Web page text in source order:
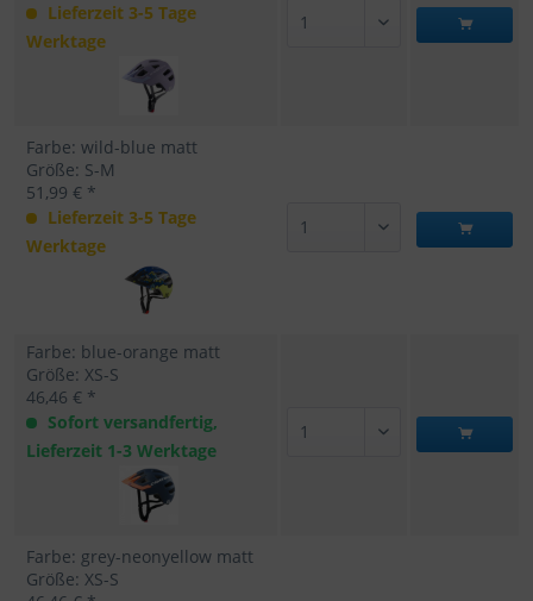
Lieferzeit 3-5 Tage
Werktage
Farbe: wild-blue matt
Größe: S-M
51,99 € *
Lieferzeit 3-5 Tage
Werktage
Farbe: blue-orange matt
Größe: XS-S
46,46 € *
Sofort versandfertig,
Lieferzeit 1-3 Werktage
Farbe: grey-neonyellow matt
Größe: XS-S